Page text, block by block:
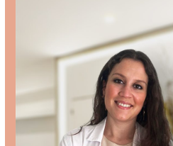
arrow
keys
to